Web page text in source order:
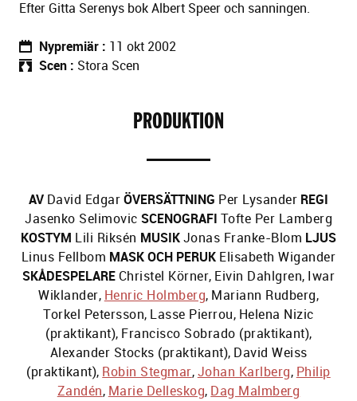
Efter Gitta Serenys bok Albert Speer och sanningen.
Nypremiär
11 okt 2002
Scen
Stora Scen
PRODUKTION
AV David EdgarÖVERSÄTTNING Per Lysander REGI
Jasenko Selimovic SCENOGRAFI Tofte Per Lamberg
KOSTYM Lili Riksén MUSIK Jonas Franke-Blom LJUS
Linus Fellbom MASK OCH PERUK Elisabeth Wigander
SKÅDESPELARE Christel Körner, Eivin Dahlgren, Iwar
Wiklander, Henric Holmberg, Mariann Rudberg,
Torkel Petersson, Lasse Pierrou, Helena Nizic
(praktikant), Francisco Sobrado (praktikant),
Alexander Stocks (praktikant), David Weiss
(praktikant), Robin Stegmar,Johan Karlberg, Philip
Zandén, Marie Delleskog, Dag Malmberg